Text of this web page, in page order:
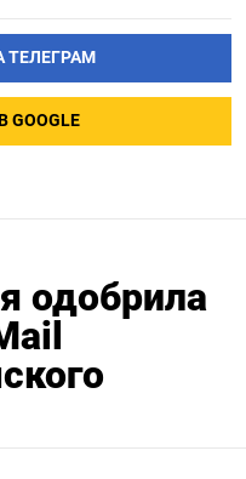
ТЕЛЕГРАМ
одобрила